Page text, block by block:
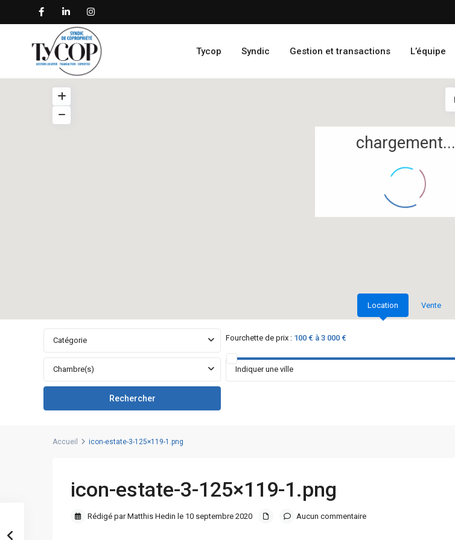
Tycop Syndic Gestion et transactions L’équipe
chargement...
Location Vente
Catégorie Fourchette de prix : 100 € à 3 000 €
Chambre(s)
Accueil icon-estate-3-125×119-1.png
icon-estate-3-125×119-1.png
Rédigé par Matthis Hedin le 10 septembre 2020 Aucun commentaire